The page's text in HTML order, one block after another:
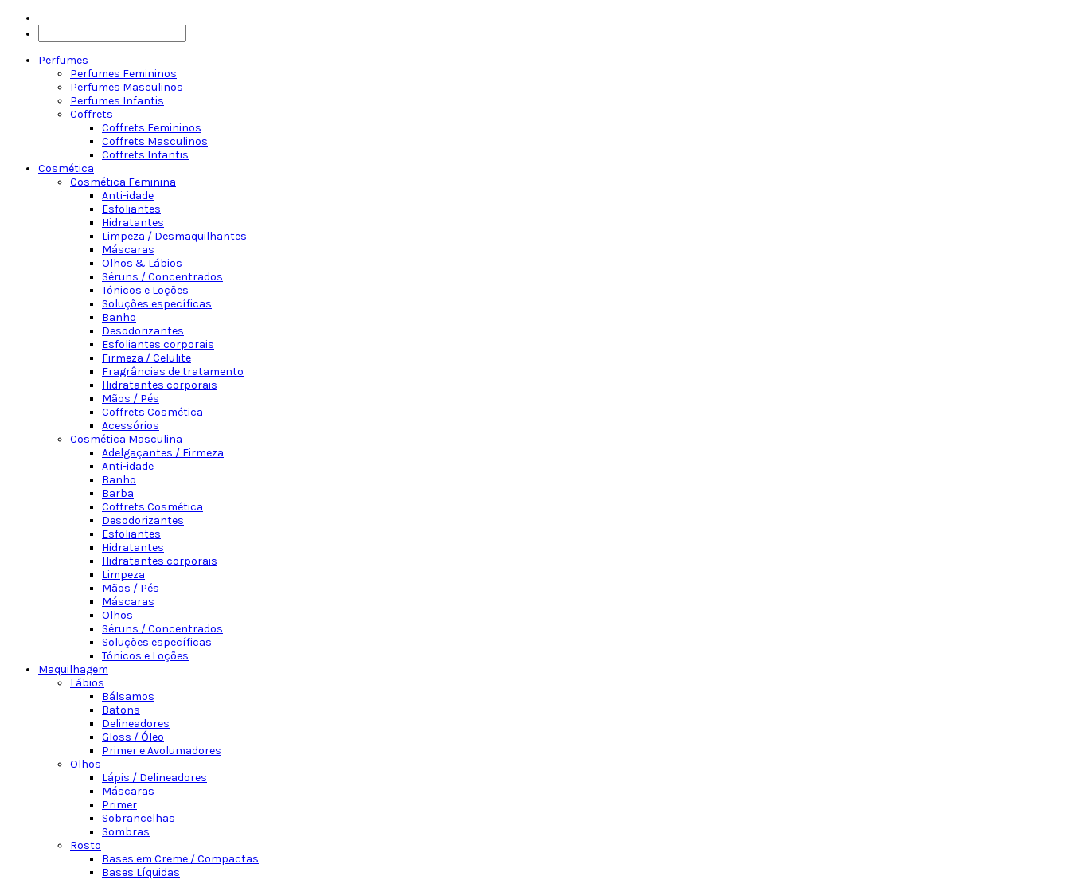
Perfumes
Perfumes Femininos
Perfumes Masculinos
Perfumes Infantis
Coffrets
Coffrets Femininos
Coffrets Masculinos
Coffrets Infantis
Cosmética
Cosmética Feminina
Anti-idade
Esfoliantes
Hidratantes
Limpeza / Desmaquilhantes
Máscaras
Olhos & Lábios
Séruns / Concentrados
Tónicos e Loções
Soluções específicas
Banho
Desodorizantes
Esfoliantes corporais
Firmeza / Celulite
Fragrâncias de tratamento
Hidratantes corporais
Mãos / Pés
Coffrets Cosmética
Acessórios
Cosmética Masculina
Adelgaçantes / Firmeza
Anti-idade
Banho
Barba
Coffrets Cosmética
Desodorizantes
Esfoliantes
Hidratantes
Hidratantes corporais
Limpeza
Mãos / Pés
Máscaras
Olhos
Séruns / Concentrados
Soluções específicas
Tónicos e Loções
Maquilhagem
Lábios
Bálsamos
Batons
Delineadores
Gloss / Óleo
Primer e Avolumadores
Olhos
Lápis / Delineadores
Máscaras
Primer
Sobrancelhas
Sombras
Rosto
Bases em Creme / Compactas
Bases Líquidas